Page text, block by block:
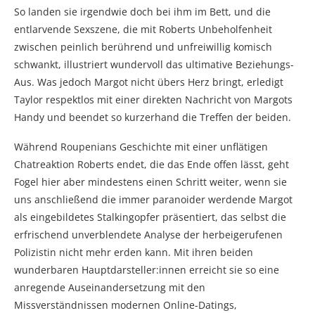
So landen sie irgendwie doch bei ihm im Bett, und die
entlarvende Sexszene, die mit Roberts Unbeholfenheit
zwischen peinlich berührend und unfreiwillig komisch
schwankt, illustriert wundervoll das ultimative Beziehungs-
Aus. Was jedoch Margot nicht übers Herz bringt, erledigt
Taylor respektlos mit einer direkten Nachricht von Margots
Handy und beendet so kurzerhand die Treffen der beiden.
Während Roupenians Geschichte mit einer unflätigen
Chatreaktion Roberts endet, die das Ende offen lässt, geht
Fogel hier aber mindestens einen Schritt weiter, wenn sie
uns anschließend die immer paranoider werdende Margot
als eingebildetes Stalkingopfer präsentiert, das selbst die
erfrischend unverblendete Analyse der herbeigerufenen
Polizistin nicht mehr erden kann. Mit ihren beiden
wunderbaren Hauptdarsteller:innen erreicht sie so eine
anregende Auseinandersetzung mit den
Missverständnissen modernen Online-Datings,